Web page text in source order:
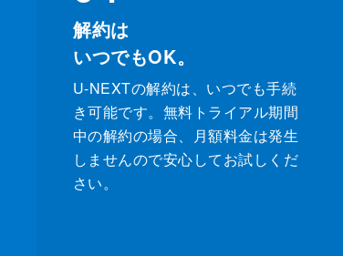
解約は
いつでもOK。
U-NEXTの解約は、いつでも手続
き可能です。無料トライアル期間
中の解約の場合、月額料金は発生
しませんので安心してお試しくだ
さい。